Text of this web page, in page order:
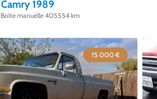
1989
manuelle 405554 km
15 000 €